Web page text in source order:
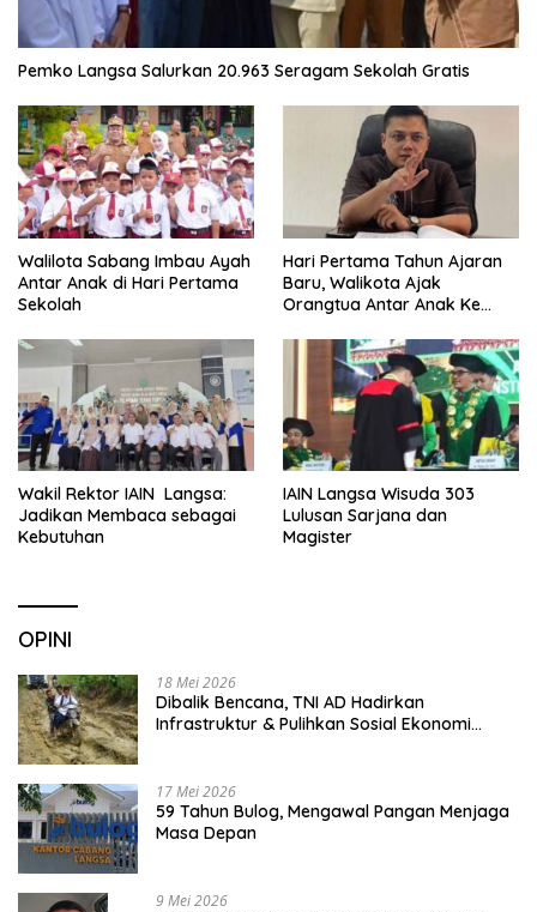
Pemko Langsa Salurkan 20.963 Seragam Sekolah Gratis
Walilota Sabang Imbau Ayah
Antar Anak di Hari Pertama
Sekolah
Hari Pertama Tahun Ajaran
Baru, Walikota Ajak
Orangtua Antar Anak Ke
Wakil Rektor IAIN Langsa:
Jadikan Membaca sebagai
Kebutuhan
IAIN Langsa Wisuda 303
Lulusan Sarjana dan
Magister
OPINI
18 Mei 2026
Dibalik Bencana, TNI AD Hadirkan
Infrastruktur & Pulihkan Sosial Ekonomi
17 Mei 2026
59 Tahun Bulog, Mengawal Pangan Menjaga
Masa Depan
9 Mei 2026